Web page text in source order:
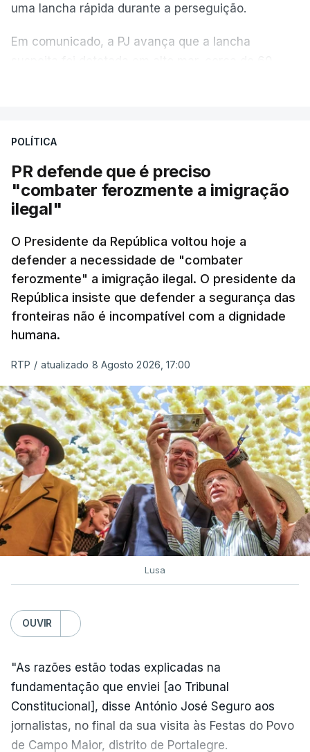
uma lancha rápida durante a perseguição.
Em comunicado, a PJ avança que a lancha
desencadeando uma ação de prevenção
articulação com a Marinha, a Autoridade Marítima
Nacional e a Força Aérea.
apreendida mais cocaína até ao momento de que
em todo o ano de 2025.
A ação de prevenção visa a deteção em alto mar
de embarcações de alta velocidade (EAV) que
utilizam a costa nacional para o tráfico de droga.
c/ Lusa
POLÍTICA
PR defende que é preciso
"combater ferozmente a imigração
ilegal"
O Presidente da República voltou hoje a
defender a necessidade de "combater
ferozmente" a imigração ilegal. O presidente da
República insiste que defender a segurança das
fronteiras não é incompatível com a dignidade
humana.
RTP / atualizado 8 Agosto 2026, 17:00
Lusa
OUVIR
"As razões estão todas explicadas na
fundamentação que enviei [ao Tribunal
Constitucional], disse António José Seguro aos
jornalistas, no final da sua visita às Festas do Povo
de Campo Maior, distrito de Portalegre.